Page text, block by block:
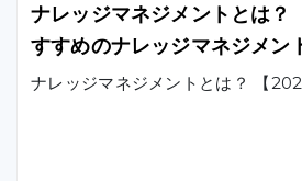
ナレッジマネジメントとは？
すすめのナレッジマネジメン
ナレッジマネジメントとは？ 【